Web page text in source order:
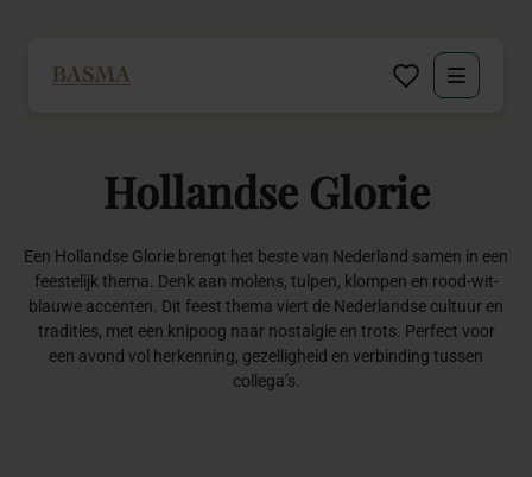
Zakelijk
Decoratie huren
Inspiratie
Hollandse Glorie
Een Hollandse Glorie brengt het beste van Nederland samen in een
feestelijk thema. Denk aan molens, tulpen, klompen en rood-wit-
blauwe accenten. Dit feest thema viert de Nederlandse cultuur en
tradities, met een knipoog naar nostalgie en trots. Perfect voor
een avond vol herkenning, gezelligheid en verbinding tussen
collega’s.